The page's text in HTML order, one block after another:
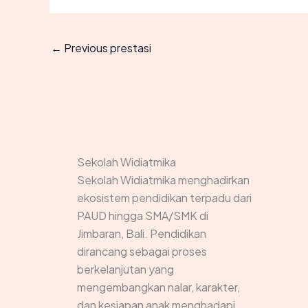
← Previous prestasi
Sekolah Widiatmika
Sekolah Widiatmika menghadirkan
ekosistem pendidikan terpadu dari
PAUD hingga SMA/SMK di
Jimbaran, Bali. Pendidikan
dirancang sebagai proses
berkelanjutan yang
mengembangkan nalar, karakter,
dan kesiapan anak menghadapi